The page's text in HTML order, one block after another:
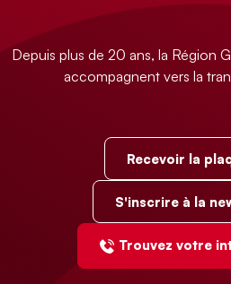
Depuis plus de 20 ans, la Région
accompagnent vers la
Recevoir la
S'inscrire à la
Trouvez votre